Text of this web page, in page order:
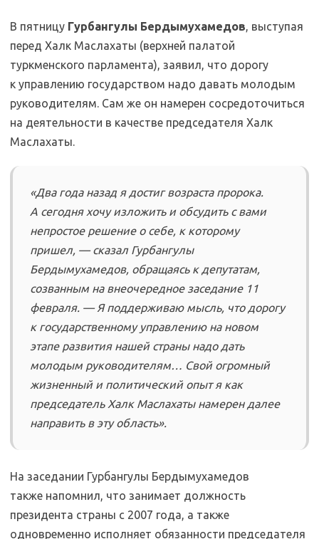
В пятницу Гурбангулы Бердымухамедов, выступая
перед Халк Маслахаты (верхней палатой
туркменского парламента), заявил, что дорогу
к управлению государством надо давать молодым
руководителям. Сам же он намерен сосредоточиться
на деятельности в качестве председателя Халк
Маслахаты.
«Два года назад я достиг возраста пророка.
А сегодня хочу изложить и обсудить с вами
непростое решение о себе, к которому
пришел, — сказал Гурбангулы
Бердымухамедов, обращаясь к депутатам,
созванным на внеочередное заседание 11
февраля. — Я поддерживаю мысль, что дорогу
к государственному управлению на новом
этапе развития нашей страны надо дать
молодым руководителям… Свой огромный
жизненный и политический опыт я как
председатель Халк Маслахаты намерен далее
направить в эту область».
На заседании Гурбангулы Бердымухамедов
также напомнил, что занимает должность
президента страны с 2007 года, а также
одновременно исполняет обязанности председателя